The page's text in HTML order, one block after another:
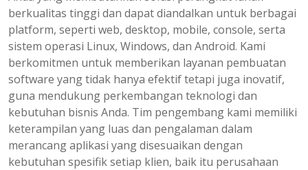
berkualitas tinggi dan dapat diandalkan untuk berbagai
platform, seperti web, desktop, mobile, console, serta
sistem operasi Linux, Windows, dan Android. Kami
berkomitmen untuk memberikan layanan pembuatan
software yang tidak hanya efektif tetapi juga inovatif,
guna mendukung perkembangan teknologi dan
kebutuhan bisnis Anda. Tim pengembang kami memiliki
keterampilan yang luas dan pengalaman dalam
merancang aplikasi yang disesuaikan dengan
kebutuhan spesifik setiap klien, baik itu perusahaan